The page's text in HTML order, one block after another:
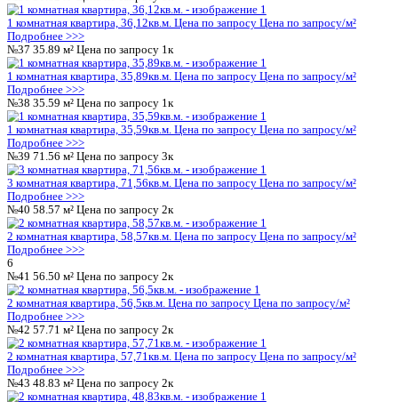
1 комнатная квартира, 37,05кв.м. Цена по запросу
Подробнее >>>
№6 36.74 м² Цена по запросу
1 комнатная квартира, 36,74кв.м. Цена по запросу Цена по
Подробнее >>>
№7 69.62 м² Цена по запросу
3 комнатная квартира, 69,62кв.м.
Подробнее >>>
№8 59.47 м² Цена по запросу 2к
2 комнатная квартира, 59,47кв.м.
Подробнее >>>
2
№9 56.50 м²
2 комнатная квартира, 56,5кв.м. Цена по запросу
Подробнее >>>
№10 57.71 м² Цена по запросу
2 комнатная квартира, 57,71кв.м. Цена по запросу Цена по
Подробнее >>>
№11 48.83 м² Цена по запросу 2к